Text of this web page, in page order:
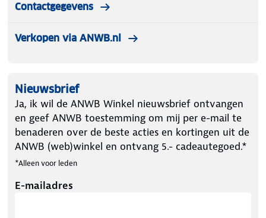
Contactgegevens
Verkopen via ANWB.nl
Nieuwsbrief
Ja, ik wil de ANWB Winkel nieuwsbrief ontvangen
en geef ANWB toestemming om mij per e-mail te
benaderen over de beste acties en kortingen uit de
ANWB (web)winkel en ontvang 5.- cadeautegoed.*
*Alleen voor leden
E-mailadres